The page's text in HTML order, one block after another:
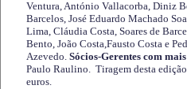
Ventura, António Vallacorba, Diniz
Barcelos, José Eduardo Machado
Lima, Cláudia Costa, Soares de
Bento, João Costa,Fausto Costa e
Azevedo. Sócios-Gerentes com
Paulo Raulino. Tiragem desta
euros.